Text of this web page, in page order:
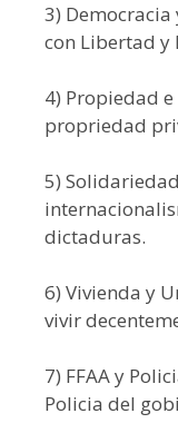
3)
con Libertad y
4) Propiedad
propriedad
5)
dictaduras.
6) Vivienda y
vivir
7) FFAA y
Policia del